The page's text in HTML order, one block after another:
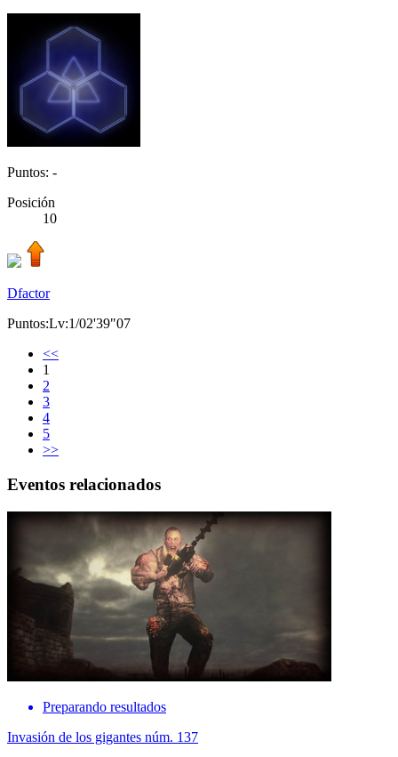
Puntos: -
Posición
10
Dfactor
Puntos:Lv:1/02'39"07
<<
1
2
3
4
5
>>
Eventos relacionados
Preparando resultados
Invasión de los gigantes núm. 137